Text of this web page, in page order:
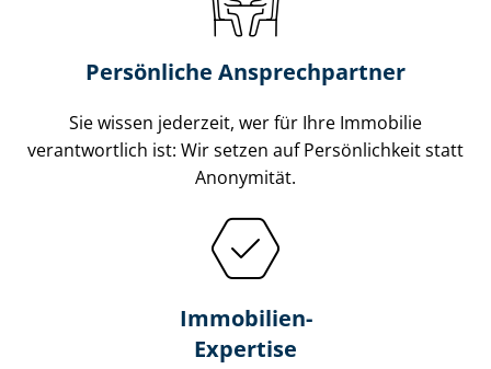
Persönliche Ansprechpartner
Sie wissen jederzeit, wer für Ihre Immobilie
verantwortlich ist: Wir setzen auf Persönlichkeit statt
Anonymität.
Immobilien-
Expertise